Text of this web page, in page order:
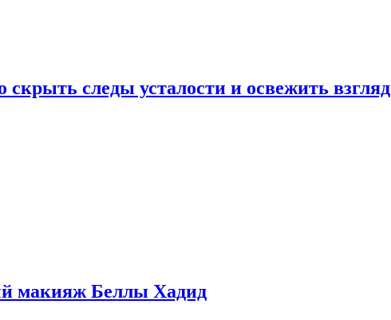
следы усталости и освежить взгляд
макияж Беллы Хадид